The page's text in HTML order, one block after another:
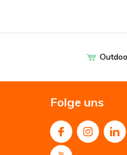
Folge uns